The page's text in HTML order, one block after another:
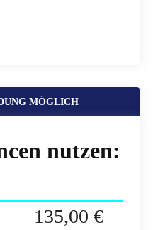
MÖGLICH
nutzen:
135,00 €